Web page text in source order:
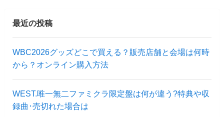
最近の投稿
WBC2026グッズどこで買える？販売店舗と会場は何時
から？オンライン購入方法
WEST.唯一無二ファミクラ限定盤は何が違う?特典や収
録曲･売切れた場合は